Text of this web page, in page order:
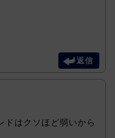
返信
ドはクソほど弱いから